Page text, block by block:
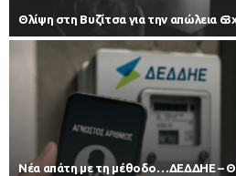
Θλίψη στη Βυζίτσα για την απώλεια
Νέα απάτη με τη μέθοδο…ΔΕΔΔΗΕ –